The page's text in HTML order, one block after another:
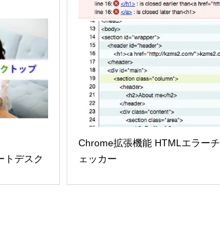
トデスク
Chrome拡張機能 HTMLエラーチ
ェッカー